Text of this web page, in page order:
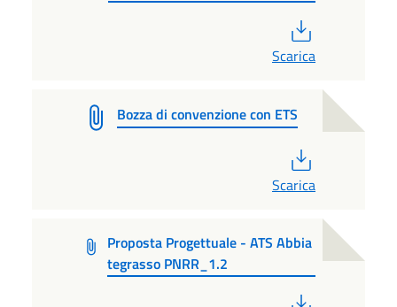
Scarica
Bozza di convenzione con ETS
Scarica
Proposta Progettuale - ATS Abbia
tegrasso PNRR_1.2